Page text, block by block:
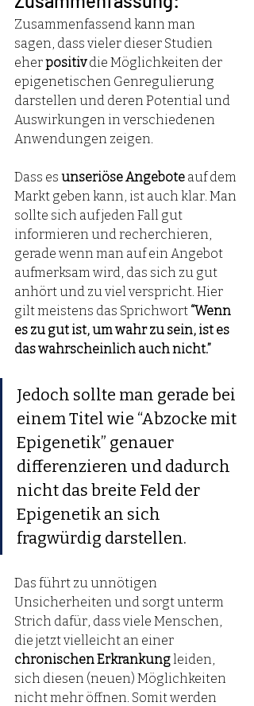
Zusammenfassend kann man
sagen, dass vieler dieser Studien
eher positiv die Möglichkeiten der
epigenetischen Genregulierung
darstellen und deren Potential und
Auswirkungen in verschiedenen
Anwendungen zeigen.
Dass es unseriöse Angebote auf dem
Markt geben kann, ist auch klar. Man
sollte sich auf jeden Fall gut
informieren und recherchieren,
gerade wenn man auf ein Angebot
aufmerksam wird, das sich zu gut
anhört und zu viel verspricht. Hier
gilt meistens das Sprichwort “Wenn
es zu gut ist, um wahr zu sein, ist es
das wahrscheinlich auch nicht.”
Jedoch sollte man gerade bei
einem Titel wie “Abzocke mit
Epigenetik” genauer
differenzieren und dadurch
nicht das breite Feld der
Epigenetik an sich
fragwürdig darstellen.
Das führt zu unnötigen
Unsicherheiten und sorgt unterm
Strich dafür, dass viele Menschen,
die jetzt vielleicht an einer
chronischen Erkrankung leiden,
sich diesen (neuen) Möglichkeiten
nicht mehr öffnen. Somit werden